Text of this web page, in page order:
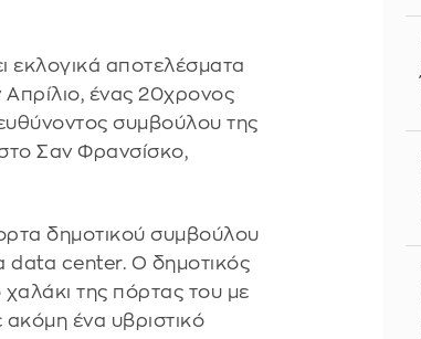
εκλογικά αποτελέσματα
Απρίλιο, ένας 20χρονος
συμβούλου της
Σαν Φρανσίσκο,
δημοτικού συμβούλου
data center. Ο δημοτικός
της πόρτας του με
ένα υβριστικό